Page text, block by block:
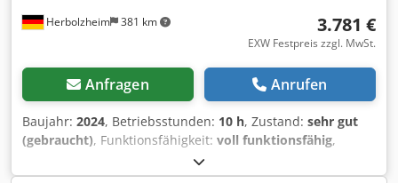
Herbolzheim 381 km 3.781 €
EXW Festpreis zzgl. MwSt.
Anfragen Anrufen
Baujahr: 2024, Betriebsstunden: 10 h, Zustand: sehr gut
(gebraucht), Funktionsfähigkeit: voll funktionsfähig,
, Maschinen-/Fahrzeugnummer:
Aluminium Quertraverse ATV-Q mit 4 Wirbellasthaken,